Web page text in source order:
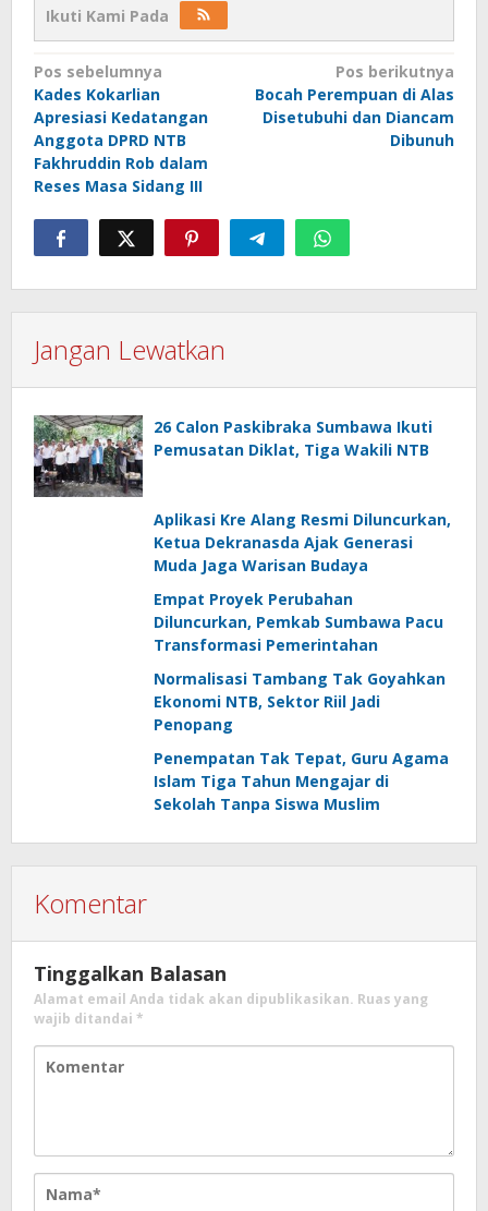
Ikuti Kami Pada
Navigasi
pos
Pos sebelumnya
Kades Kokarlian
Apresiasi Kedatangan
Anggota DPRD NTB
Fakhruddin Rob dalam
Reses Masa Sidang III
Pos berikutnya
Bocah Perempuan di Alas
Disetubuhi dan Diancam
Dibunuh
Jangan Lewatkan
26 Calon Paskibraka Sumbawa Ikuti
Pemusatan Diklat, Tiga Wakili NTB
Aplikasi Kre Alang Resmi Diluncurkan,
Ketua Dekranasda Ajak Generasi
Muda Jaga Warisan Budaya
Empat Proyek Perubahan
Diluncurkan, Pemkab Sumbawa Pacu
Transformasi Pemerintahan
Normalisasi Tambang Tak Goyahkan
Ekonomi NTB, Sektor Riil Jadi
Penopang
Penempatan Tak Tepat, Guru Agama
Islam Tiga Tahun Mengajar di
Sekolah Tanpa Siswa Muslim
Komentar
Tinggalkan Balasan
Alamat email Anda tidak akan dipublikasikan. Ruas yang
wajib ditandai *